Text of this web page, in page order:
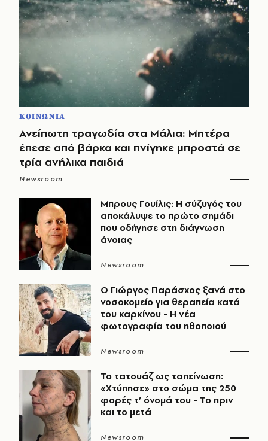
ΚΟΙΝΩΝΙΑ
Ανείπωτη τραγωδία στα Μάλια: Μητέρα
έπεσε από βάρκα και πνίγηκε μπροστά σε
τρία ανήλικα παιδιά
Newsroom
Μπρους Γουίλις: Η σύζυγός του
αποκάλυψε το πρώτο σημάδι
που οδήγησε στη διάγνωση
άνοιας
Newsroom
O Γιώργος Παράσχος ξανά στο
νοσοκομείο για θεραπεία κατά
του καρκίνου - Η νέα
φωτογραφία του ηθοποιού
Newsroom
Το τατουάζ ως ταπείνωση:
«Χτύπησε» στο σώμα της 250
φορές τ’ όνομά του - Το πριν
και το μετά
Newsroom